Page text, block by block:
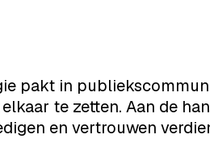
pakt in
te zetten. Aan de
en vertrouwen